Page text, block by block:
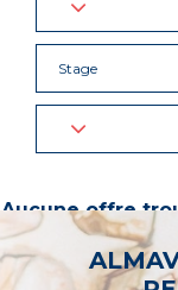
Stage
Aucune offre
d’autres mots-